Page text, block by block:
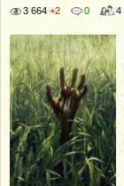
3 664 +2 0 4